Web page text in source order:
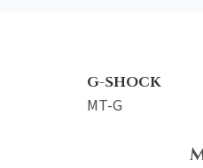
G-SHOCK
MT-G